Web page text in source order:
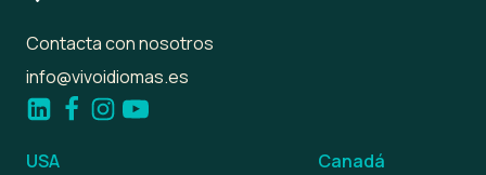
Contacta con nosotros
info@vivoidiomas.es
USA Canadá